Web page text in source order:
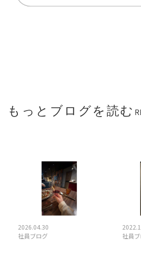
もっとブログを読む
2026.04.30
社員ブログ
社員